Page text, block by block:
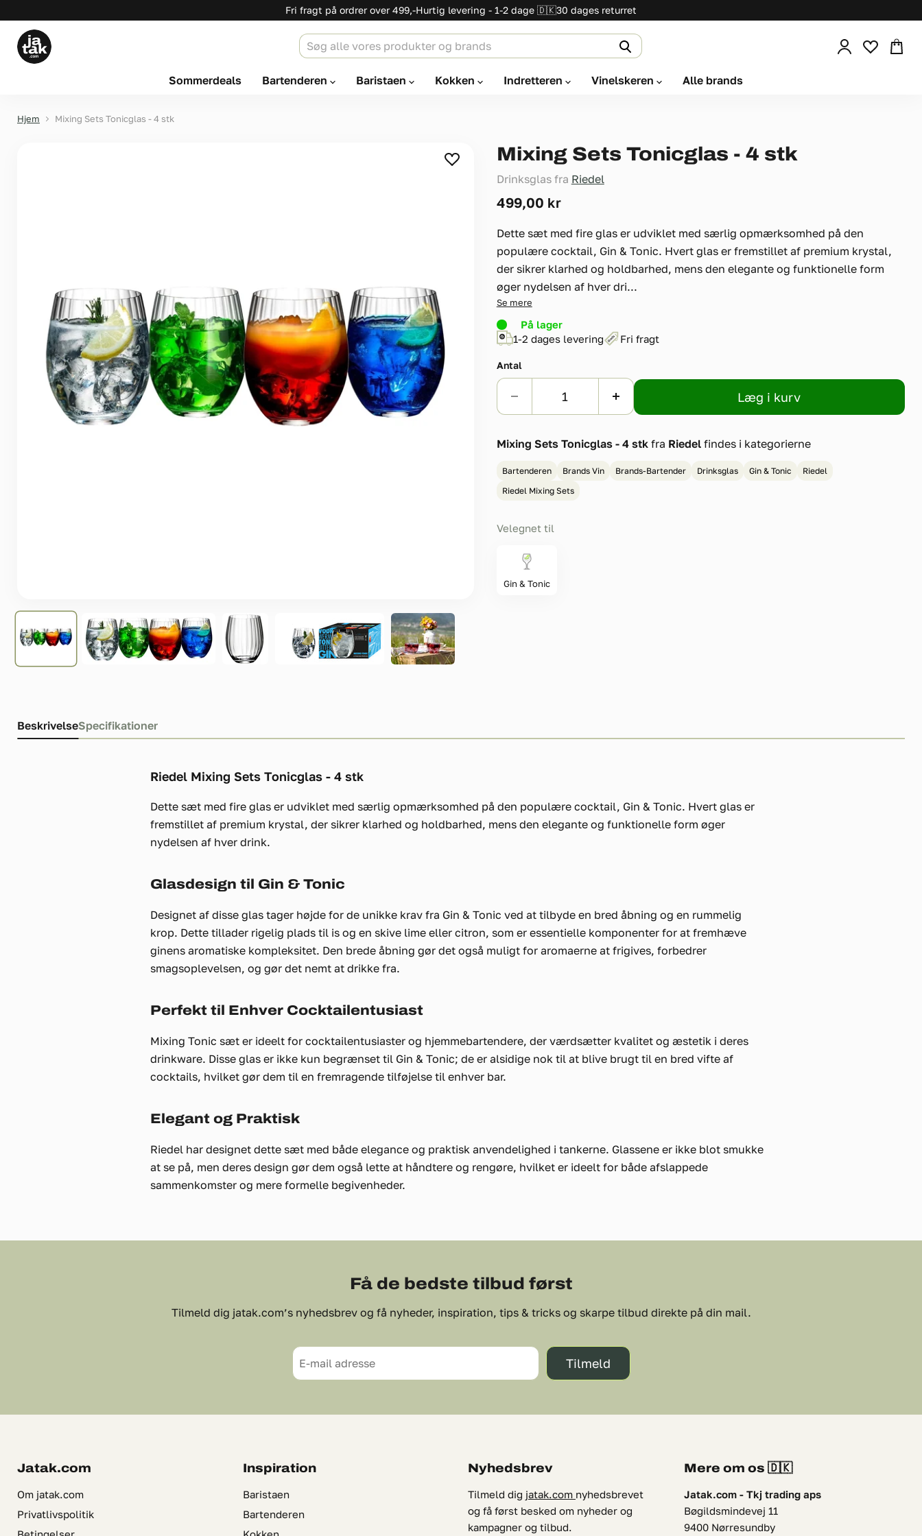
Fri fragt på ordrer over 499,-Hurtig levering - 1-2 dage 🇩🇰30 dages returret
Sommerdeals Bartenderen Baristaen Kokken Indretteren Vinelskeren Alle brands
Hjem Mixing Sets Tonicglas - 4 stk
Mixing Sets Tonicglas - 4 stk
Drinksglas fra Riedel
Nuværende pris
499,00 kr
Dette sæt med fire glas er udviklet med særlig opmærksomhed på den
populære cocktail, Gin & Tonic. Hvert glas er fremstillet af premium krystal,
der sikrer klarhed og holdbarhed, mens den elegante og funktionelle form
øger nydelsen af hver dri...
Se mere
På lager
1-2 dages levering
Fri fragt
Antal
Læg i kurv
Mixing Sets Tonicglas - 4 stkfra Riedelfindes i kategorierne
Bartenderen Brands Vin Brands-Bartender Drinksglas Gin & Tonic
Riedel
Riedel Mixing Sets
Velegnet til
Gin & Tonic
BeskrivelseSpecifikationer
Riedel Mixing Sets Tonicglas - 4 stk
Dette sæt med fire glas er udviklet med særlig opmærksomhed på den populære cocktail, Gin & Tonic. Hvert glas er
fremstillet af premium krystal, der sikrer klarhed og holdbarhed, mens den elegante og funktionelle form øger
nydelsen af hver drink.
Glasdesign til Gin & Tonic
Designet af disse glas tager højde for de unikke krav fra Gin & Tonic ved at tilbyde en bred åbning og en rummelig
krop. Dette tillader rigelig plads til is og en skive lime eller citron, som er essentielle komponenter for at fremhæve
ginens aromatiske kompleksitet. Den brede åbning gør det også muligt for aromaerne at frigives, forbedrer
smagsoplevelsen, og gør det nemt at drikke fra.
Perfekt til Enhver Cocktailentusiast
Mixing Tonic sæt er ideelt for cocktailentusiaster og hjemmebartendere, der værdsætter kvalitet og æstetik i deres
drinkware. Disse glas er ikke kun begrænset til Gin & Tonic; de er alsidige nok til at blive brugt til en bred vifte af
cocktails, hvilket gør dem til en fremragende tilføjelse til enhver bar.
Elegant og Praktisk
Riedel har designet dette sæt med både elegance og praktisk anvendelighed i tankerne. Glassene er ikke blot smukke
at se på, men deres design gør dem også lette at håndtere og rengøre, hvilket er ideelt for både afslappede
sammenkomster og mere formelle begivenheder.
Få de bedste tilbud først
Tilmeld dig jatak.com’s nyhedsbrev og få nyheder, inspiration, tips & tricks og skarpe tilbud direkte på din mail.
E-mail adresse Tilmeld
Jatak.com
Om jatak.com
Privatlivspolitik
Inspiration
Baristaen
Bartenderen
Nyhedsbrev
Tilmeld dig jatak.com nyhedsbrevet
og få først besked om nyheder og
kampagner og tilbud.
Mere om os 🇩🇰
Jatak.com - Tkj trading aps
Bøgildsmindevej 11
9400 Nørresundby